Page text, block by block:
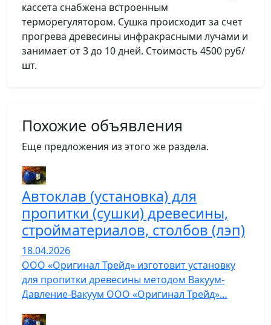
кассета снабжена встроенным
терморегулятором. Сушка происходит за счет
прогрева древесины инфракрасными лучами и
занимает от 3 до 10 дней. Стоимость 4500 руб/
шт.
Похожие объявления
Еще предложения из этого же раздела.
Автоклав (установка) для
пропитки (сушки) древесины,
стройматериалов, столбов (лэп)
18.04.2026
ООО «Оригинал Трейд» изготовит установку
для пропитки древесины методом Вакуум-
Давление-Вакуум ООО «Оригинал Трейд»…